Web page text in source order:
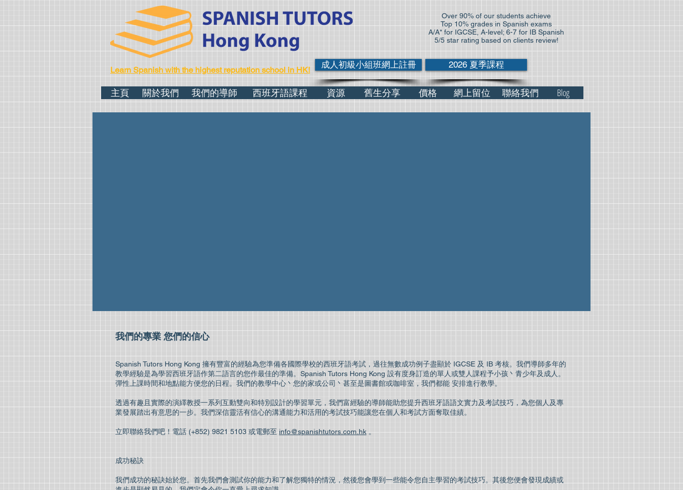
Over 90% of our students achieve
Top 10% grades in Spanish exams
A/A* for IGCSE, A-level; 6-7 for IB Spanish
5/5 star rating based on clients review!
Learn Spanish with the highest reputation school in HK!
成人初級小組班網上註冊 2026 夏季課程
關於我們
主頁 我們的導師 西班牙語課程 資源 舊生分享 價格 網上留位 聯絡我們 Blog
我們的專業 您們的信心
Spanish Tutors Hong Kong 擁有豐富的經驗為您準備各國際學校的西班牙語考試，過往無數成功例子盡顯於 IGCSE 及 IB 考核。我們導師多年的
教學經驗是為學習西班牙語作第二語言的您作最佳的準備。Spanish Tutors Hong Kong 設有度身訂造的單人或雙人課程予小孩丶青少年及成人。
彈性上課時間和地點能方便您的日程。我們的教學中心丶您的家或公司丶甚至是圖書館或咖啡室，我們都能 安排進行教學。
透過有趣且實際的演繹教授一系列互動雙向和特別設計的學習單元，我們富經驗的導師能助您提升西班牙語語文實力及考試技巧，為您個人及專
業發展踏出有意思的一步。我們深信靈活有信心的溝通能力和活用的考試技巧能讓您在個人和考試方面奪取佳績。
立即聯絡我們吧！電話 (+852) 9821 5103 或電郵至info@spanishtutors.com.hk。
成功秘訣
我們成功的秘訣始於您。首先我們會測試你的能力和了解您獨特的情況，然後您會學到一些能令您自主學習的考試技巧。其後您便會發現成績或